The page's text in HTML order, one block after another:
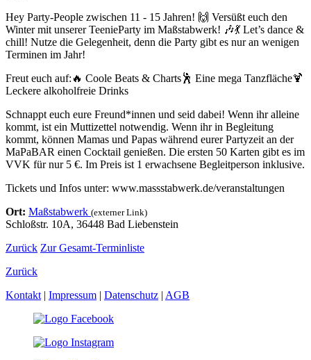
Hey Party-People zwischen 11 - 15 Jahren! 🙌 Versüßt euch den
Winter mit unserer TeenieParty im Maßstabwerk! 🎶💃 Let’s dance &
chill! Nutze die Gelegenheit, denn die Party gibt es nur an wenigen
Terminen im Jahr!
Freut euch auf:🔥 Coole Beats & Charts🕺 Eine mega Tanzfläche🍹
Leckere alkoholfreie Drinks
Schnappt euch eure Freund*innen und seid dabei! Wenn ihr alleine
kommt, ist ein Muttizettel notwendig. Wenn ihr in Begleitung
kommt, können Mamas und Papas während eurer Partyzeit an der
MaPaBAR einen Cocktail genießen. Die ersten 50 Karten gibt es im
VVK für nur 5 €. Im Preis ist 1 erwachsene Begleitperson inklusive.
Tickets und Infos unter: www.massstabwerk.de/veranstaltungen
Ort: Maßstabwerk (externer Link)
Schloßstr. 10A, 36448 Bad Liebenstein
Zurück Zur Gesamt-Terminliste
Zurück
Kontakt | Impressum | Datenschutz | AGB